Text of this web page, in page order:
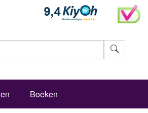
Boeken